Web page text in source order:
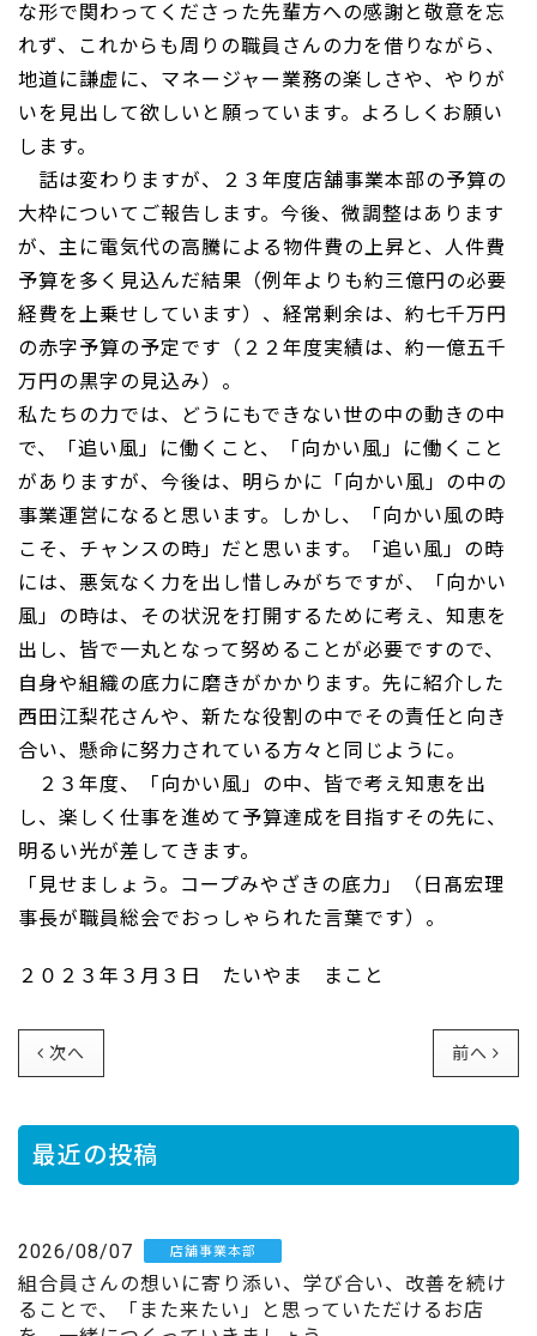
な形で関わってくださった先輩方への感謝と敬意を忘
れず、これからも周りの職員さんの力を借りながら、
地道に謙虚に、マネージャー業務の楽しさや、やりが
いを見出して欲しいと願っています。よろしくお願い
します。
話は変わりますが、２３年度店舗事業本部の予算の
大枠についてご報告します。今後、微調整はあります
が、主に電気代の高騰による物件費の上昇と、人件費
予算を多く見込んだ結果（例年よりも約三億円の必要
経費を上乗せしています）、経常剰余は、約七千万円
の赤字予算の予定です（２２年度実績は、約一億五千
万円の黒字の見込み）。
私たちの力では、どうにもできない世の中の動きの中
で、「追い風」に働くこと、「向かい風」に働くこと
がありますが、今後は、明らかに「向かい風」の中の
事業運営になると思います。しかし、「向かい風の時
こそ、チャンスの時」だと思います。「追い風」の時
には、悪気なく力を出し惜しみがちですが、「向かい
風」の時は、その状況を打開するために考え、知恵を
出し、皆で一丸となって努めることが必要ですので、
自身や組織の底力に磨きがかかります。先に紹介した
西田江梨花さんや、新たな役割の中でその責任と向き
合い、懸命に努力されている方々と同じように。
２３年度、「向かい風」の中、皆で考え知恵を出
し、楽しく仕事を進めて予算達成を目指すその先に、
明るい光が差してきます。
「見せましょう。コープみやざきの底力」（日髙宏理
事長が職員総会でおっしゃられた言葉です）。
２０２３年３月３日 たいやま まこと
次へ 前へ
最近の投稿
2026/08/07 店舗事業本部
組合員さんの想いに寄り添い、学び合い、改善を続け
ることで、「また来たい」と思っていただけるお店